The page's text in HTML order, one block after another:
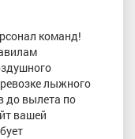
команд!
лыжного
до вылета по
вашей